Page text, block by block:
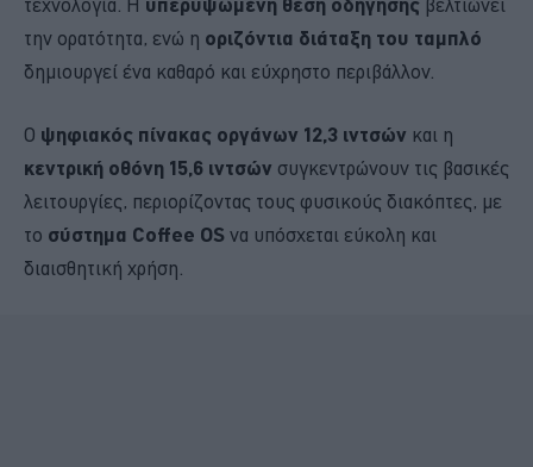
την ορατότητα, ενώ η οριζόντια διάταξη του ταμπλό
δημιουργεί ένα καθαρό και εύχρηστο περιβάλλον.
Ο ψηφιακός πίνακας οργάνων 12,3 ιντσών και η
κεντρική οθόνη 15,6 ιντσών συγκεντρώνουν τις βασικές
λειτουργίες, περιορίζοντας τους φυσικούς διακόπτες, με
το σύστημα Coffee OS να υπόσχεται εύκολη και
διαισθητική χρήση.